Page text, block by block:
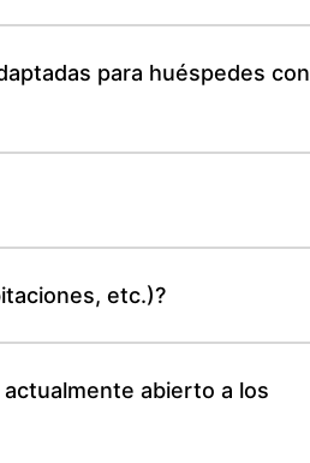
para huéspedes con
etc.)?
abierto a los